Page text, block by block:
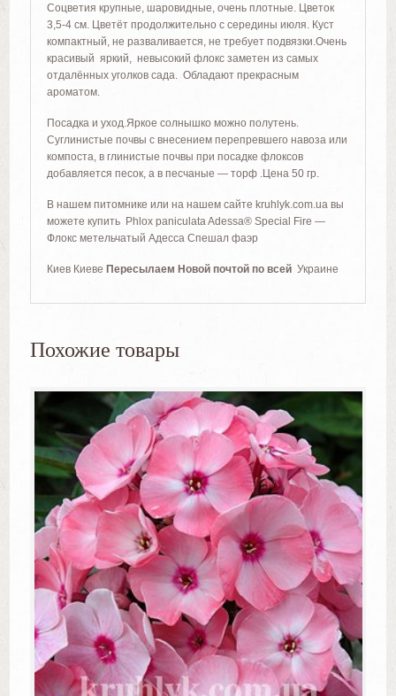
Соцветия крупные, шаровидные, очень плотные. Цветок
3,5-4 см. Цветёт продолжительно с середины июля. Куст
компактный, не разваливается, не требует подвязки.Очень
красивый яркий, невысокий флокс заметен из самых
отдалённых уголков сада. Обладают прекрасным
ароматом.
Посадка и уход.Яркое солнышко можно полутень.
Суглинистые почвы с внесением перепревшего навоза или
компоста, в глинистые почвы при посадке флоксов
добавляется песок, а в песчаные — торф .Цена 50 гр.
В нашем питомнике или на нашем сайте kruhlyk.com.ua вы
можете купить Phlox paniculata Adessa® Special Fire —
Флокс метельчатый Адесса Спешал фаэр
Киев Киеве Пересылаем Новой почтой по всейУкраине
Похожие товары